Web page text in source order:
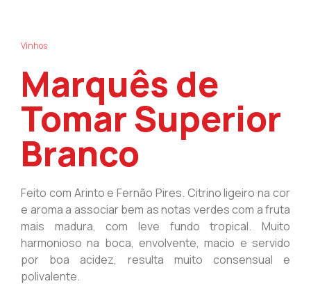
Vinhos
Marquês de
Tomar Superior
Branco
Feito com Arinto e Fernão Pires. Citrino ligeiro na cor
e aroma a associar bem as notas verdes com a fruta
mais madura, com leve fundo tropical. Muito
harmonioso na boca, envolvente, macio e servido
por boa acidez, resulta muito consensual e
polivalente.